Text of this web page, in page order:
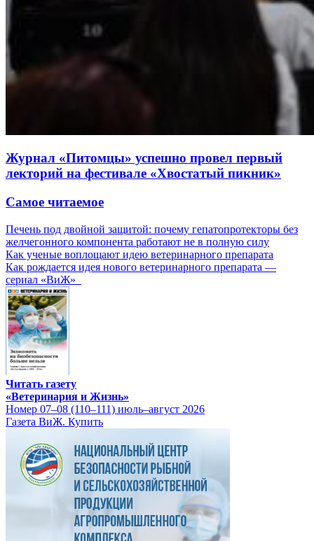
Журнал «Питомцы» успешно провел первый
лекторий на фестивале «Хвостатый пикник»
Самое читаемое
Печень под двойной защитой: почему гепатопротекторы без
желчегонного компонента работают не в полную силу
Как ученые воплощают идею ветеринарного препарата
Как рождается идея нового ветеринарного препарата —
сериал «ВиЖ»
Читать газету
«Ветеринария и Жизнь»
Номер 07–08 (110–111) июль–август 2026
Газета ВиЖ. Купить